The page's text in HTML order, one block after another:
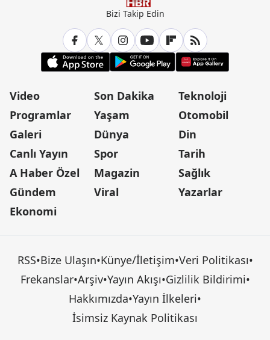
Bizi Takip Edin
Video
Programlar
Galeri
Canlı Yayın
A Haber Özel
Gündem
Ekonomi
Son Dakika
Yaşam
Dünya
Spor
Magazin
Viral
Teknoloji
Otomobil
Din
Tarih
Sağlık
Yazarlar
RSS•Bize Ulaşın•Künye/İletişim•Veri Politikası•
Frekanslar•Arşiv•Yayın Akışı•Gizlilik Bildirimi•
Hakkımızda•Yayın İlkeleri•
İsimsiz Kaynak Politikası